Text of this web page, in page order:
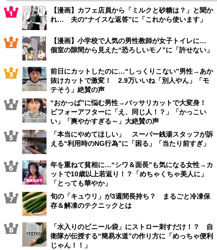
【漫画】カフェ店員から「ミルクと砂糖は？」と聞か
れ… 夫の“ナイスな返答”に「これから使います」
【漫画】小学校で人気の男性教師が女子トイレに…
個室の隙間から見えた“恐ろしいモノ”に「許せない」
前日にカットしたのに…“しっくりこない”男性→あか
抜けカットで激変！ 2.9万いいね「別人やん」「モ
テそう」絶賛の声
“おかっぱ”に悩む男性→バッサリカットで大変身！
ビフォーアフターに「え、同じ人！？」「かっこい
い」「爽やかすぎる～」大絶賛の声
「本当にやめてほしい」 スーパー銭湯スタッフが訴
える“利用時のNG行為”に「困る」「当たり前すぎ」
年を重ねて貧相に…“シワ＆面長”も気になる女性→カ
ットで10歳以上若返り！？「めちゃくちゃ美人に」
「とっても華やか」
旬の「キュウリ」が3週間長持ち？ まるごと冷凍保
存＆解凍のテクニックとは
「水入りのビニール袋」にストロー刺すだけ！？ 自
衛隊が伝授する“簡易水道”の作り方に「めっちゃ便利
じゃん！！」